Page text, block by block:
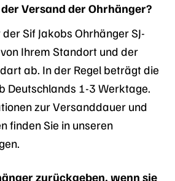
Versand der Ohrhänger?
Sif Jakobs Ohrhänger SJ-
Ihrem Standort und der
ab. In der Regel beträgt die
Deutschlands 1-3 Werktage.
zur Versanddauer und
finden Sie in unseren
zurückgeben, wenn sie